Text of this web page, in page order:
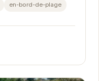
en-bord-de-plage